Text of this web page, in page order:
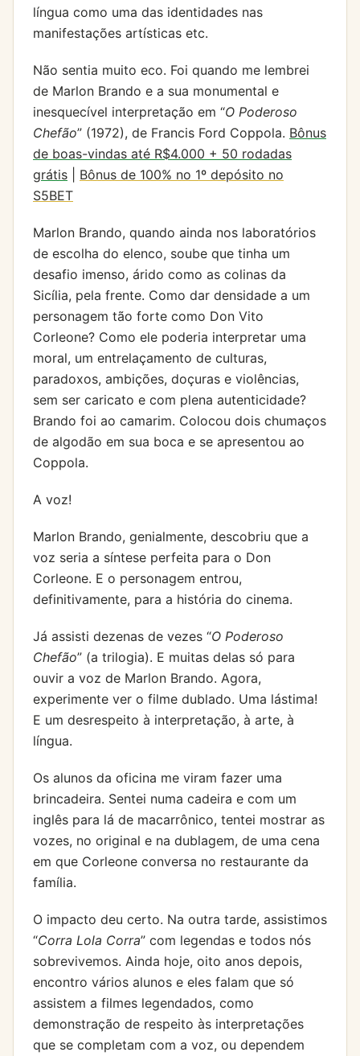
língua como uma das identidades nas
manifestações artísticas etc.
Não sentia muito eco. Foi quando me lembrei
de Marlon Brando e a sua monumental e
inesquecível interpretação em “O Poderoso
Chefão” (1972), de Francis Ford Coppola. Bônus
de boas-vindas até R$4.000 + 50 rodadas
grátis
Bônus de 100% no 1º depósito no
S5BET
Marlon Brando, quando ainda nos laboratórios
de escolha do elenco, soube que tinha um
desafio imenso, árido como as colinas da
Sicília, pela frente. Como dar densidade a um
personagem tão forte como Don Vito
Corleone? Como ele poderia interpretar uma
moral, um entrelaçamento de culturas,
paradoxos, ambições, doçuras e violências,
sem ser caricato e com plena autenticidade?
Brando foi ao camarim. Colocou dois chumaços
de algodão em sua boca e se apresentou ao
Coppola.
A voz!
Marlon Brando, genialmente, descobriu que a
voz seria a síntese perfeita para o Don
Corleone. E o personagem entrou,
definitivamente, para a história do cinema.
Já assisti dezenas de vezes “O Poderoso
Chefão” (a trilogia). E muitas delas só para
ouvir a voz de Marlon Brando. Agora,
experimente ver o filme dublado. Uma lástima!
E um desrespeito à interpretação, à arte, à
língua.
Os alunos da oficina me viram fazer uma
brincadeira. Sentei numa cadeira e com um
inglês para lá de macarrônico, tentei mostrar as
vozes, no original e na dublagem, de uma cena
em que Corleone conversa no restaurante da
família.
O impacto deu certo. Na outra tarde, assistimos
“Corra Lola Corra” com legendas e todos nós
sobrevivemos. Ainda hoje, oito anos depois,
encontro vários alunos e eles falam que só
assistem a filmes legendados, como
demonstração de respeito às interpretações
que se completam com a voz, ou dependem